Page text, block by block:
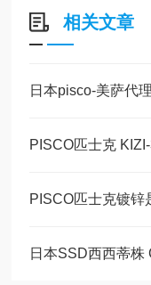
相关文章
PISCO匹士克镀锌